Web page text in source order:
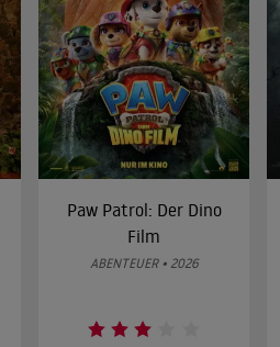
Paw Patrol: Der Dino
Film
ABENTEUER • 2026